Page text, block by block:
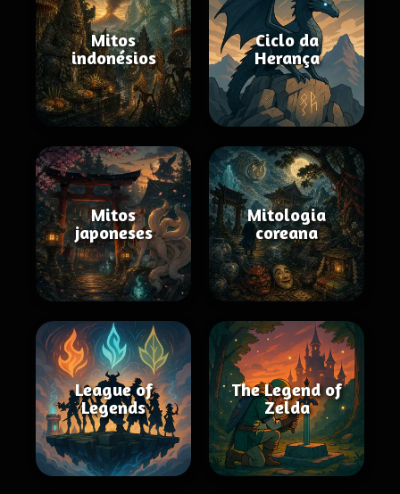
Mitos
indonésios
Ciclo da
Herança
Mitos
japoneses
Mitologia
coreana
League of
Legends
The Legend of
Zelda